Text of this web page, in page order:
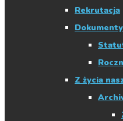
Rekrutacja
Dokumenty
Z życia